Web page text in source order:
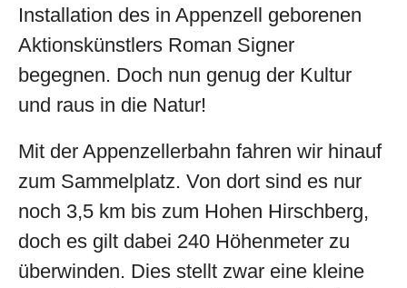
Installation des in Appenzell geborenen
Aktionskünstlers Roman Signer
begegnen. Doch nun genug der Kultur
und raus in die Natur!
Mit der Appenzellerbahn fahren wir hinauf
zum Sammelplatz. Von dort sind es nur
noch 3,5 km bis zum Hohen Hirschberg,
doch es gilt dabei 240 Höhenmeter zu
überwinden. Dies stellt zwar eine kleine